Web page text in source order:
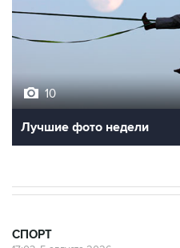
10
Лучшие фото недели
СПОРТ